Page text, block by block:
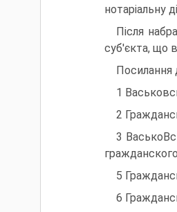
нотаріальну
Після
суб'єкта, що
Посилання
1
2
3
5
6